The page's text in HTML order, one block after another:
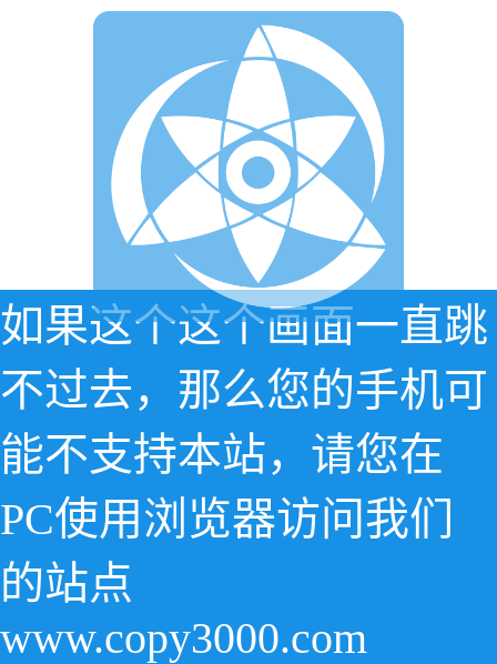
如果这个这个画面一直跳
不过去，那么您的手机可
能不支持本站，请您在
PC使用浏览器访问我们
的站点
www.copy3000.com